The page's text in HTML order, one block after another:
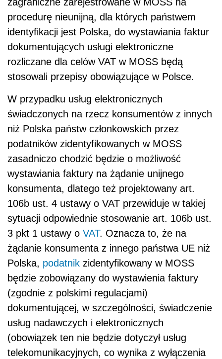
procedurę nieunijną, dla których państwem
identyfikacji jest Polska, do wystawiania faktur
dokumentujących usługi elektroniczne
rozliczane dla celów VAT w MOSS będą
stosowali przepisy obowiązujące w Polsce.
W przypadku usług elektronicznych
świadczonych na rzecz konsumentów z innych
niż Polska państw członkowskich przez
podatników zidentyfikowanych w MOSS
zasadniczo chodzić będzie o możliwość
wystawiania faktury na żądanie unijnego
konsumenta, dlatego też projektowany art.
106b ust. 4 ustawy o VAT przewiduje w takiej
sytuacji odpowiednie stosowanie art. 106b ust.
3 pkt 1 ustawy o VAT. Oznacza to, że na
żądanie konsumenta z innego państwa UE niż
Polska, podatnik zidentyfikowany w MOSS
będzie zobowiązany do wystawienia faktury
(zgodnie z polskimi regulacjami)
dokumentującej, w szczególności, świadczenie
usług nadawczych i elektronicznych
(obowiązek ten nie będzie dotyczył usług
telekomunikacyjnych, co wynika z wyłączenia